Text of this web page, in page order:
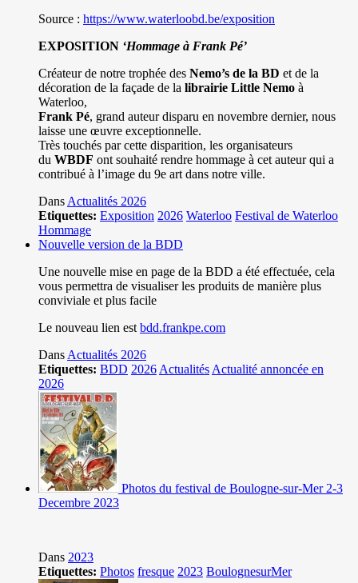
Source : https://www.waterloobd.be/exposition
EXPOSITION ‘Hommage à Frank Pé’
Créateur de notre trophée des Nemo’s de la BD et de la
décoration de la façade de la librairie Little Nemo à
Waterloo,
Frank Pé, grand auteur disparu en novembre dernier, nous
laisse une œuvre exceptionnelle.
Très touchés par cette disparition, les organisateurs
du WBDF ont souhaité rendre hommage à cet auteur qui a
contribué à l’image du 9e art dans notre ville.
Dans Actualités 2026
Etiquettes: Exposition 2026 Waterloo Festival de Waterloo
Hommage
Nouvelle version de la BDD
Une nouvelle mise en page de la BDD a été effectuée, cela
vous permettra de visualiser les produits de manière plus
conviviale et plus facile
Le nouveau lien est bdd.frankpe.com
Dans Actualités 2026
Etiquettes: BDD 2026 Actualités Actualité annoncée en
2026
Photos du festival de Boulogne-sur-Mer 2-3
Decembre 2023
Dans 2023
Etiquettes: Photos fresque 2023 BoulognesurMer